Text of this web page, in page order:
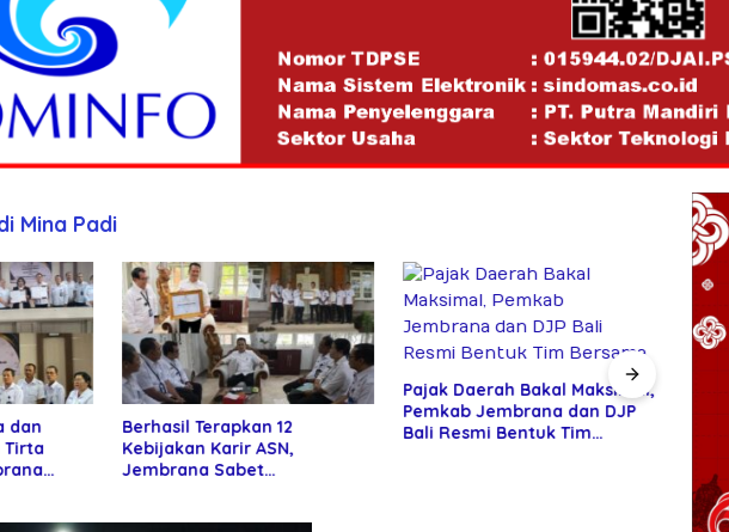
Mina Padi
dan
Tirta
Berhasil Terapkan 12
Kebijakan Karir ASN,
Jembrana Sabet
Pajak Daerah Bakal Maksimal,
Pemkab Jembrana dan DJP
Bali Resmi Bentuk Tim